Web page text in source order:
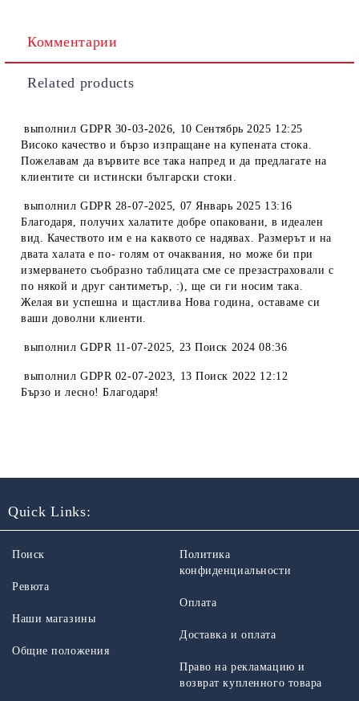
Комментарии
Related products
выполнилGDPR 30-03-2026, 10 Сентябрь 2025 12:25
Високо качество и бързо изпращане на купената стока.
Пожелавам да вървите все така напред и да предлагате на
клиентите си истински български стоки.
выполнилGDPR 28-07-2025, 07 Январь 2025 13:16
Благодаря, получих халатите добре опаковани, в идеален
вид. Качеството им е на каквото се надявах. Размерът и на
двата халата е по- голям от очаквания, но може би при
измерването съобразно таблицата сме се презастраховали с
по някой и друг сантиметър, :), ще си ги носим така.
Желая ви успешна и щастлива Нова година, оставаме си
ваши доволни клиенти.
выполнилGDPR 11-07-2025, 23 Поиск 2024 08:36
выполнилGDPR 02-07-2023, 13 Поиск 2022 12:12
Бързо и лесно! Благодаря!
Quick Links:
Поиск
Ревюта
Наши магазины
Общие положения
Политика
конфиденциальности
Оплата
Доставка и оплата
Право на рекламацию и
возврат купленного товара